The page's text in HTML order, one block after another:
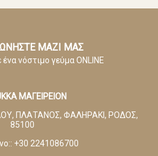
ΜΑΖΙ ΜΑΣ
νόστιμο γεύμα ONLINE
ΜΑΓΕΙΡΕΙΟΝ
ΠΛΑΤΑΝΟΣ, ΦΑΛΗΡΑΚΙ, ΡΟΔΟΣ,
85100
+30 2241086700